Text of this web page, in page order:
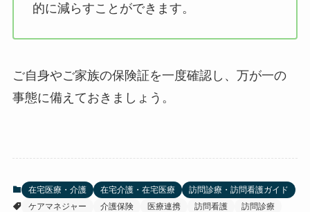
的に減らすことができます。
ご自身やご家族の保険証を一度確認し、万が一の
事態に備えておきましょう。
在宅医療・介護 在宅介護・在宅医療
訪問診療・訪問看護ガイド
ケアマネジャー
介護保険 医療連携 訪問看護 訪問診療